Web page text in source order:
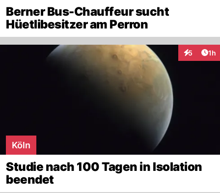
Berner Bus-Chauffeur sucht
Hüetlibesitzer am Perron
5 1h
Köln
Studie nach 100 Tagen in Isolation
beendet